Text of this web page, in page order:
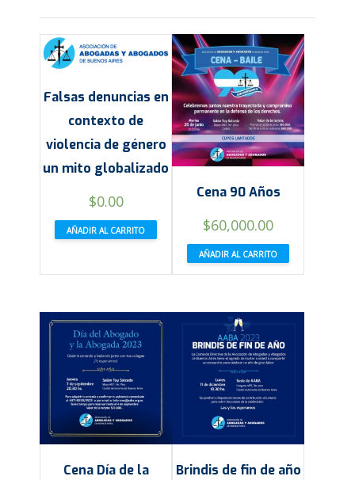
Falsas denuncias en
contexto de
violencia de género
un mito globalizado
$0.00
AÑADIR AL CARRITO
Cena 90 Años
$60,000.00
AÑADIR AL CARRITO
Cena Día de la
Brindis de fin de año